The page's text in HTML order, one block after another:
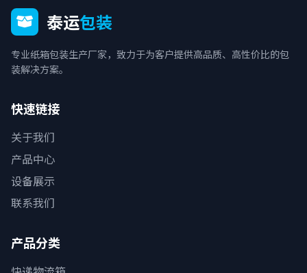
泰运包装
专业纸箱包装生产厂家，致力于为客户提供高品质、高性价比的包
装解决方案。
快速链接
关于我们
产品中心
设备展示
联系我们
产品分类